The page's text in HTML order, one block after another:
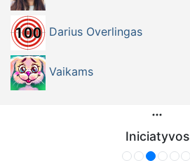
Darius Overlingas
Vaikams
Iniciatyvos